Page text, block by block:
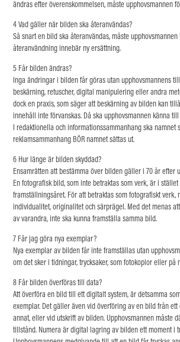
ändras efter överenskommelsen, måste upphovsmannen
4 Vad gäller när bilden ska återanvändas?
Så snart en bild ska återanvändas, måste upphovsmannen
återanvändning innebär ny ersättning.
5 Får bilden ändras?
Inga ändringar i bilden får göras utan upphovsmannens
beskärning, retuscher, digital manipulering eller andra
dock en praxis, som säger att beskärning av bilden kan
innehåll inte förvanskas. Då ska upphovsmannen känna
I redaktionella och informationssammanhang ska namnet
reklamsammanhang BÖR namnet sättas ut.
6 Hur länge är bilden skyddad?
Ensamrätten att bestämma över bilden gäller i 70 år efter
En fotografisk bild, som inte betraktas som verk, är i
framställningsåret. För att betraktas som fotografiskt verk,
individualitet, originalitet och särprägel. Med det menas
av varandra, inte ska kunna framställa samma bild.
7 Får jag göra nya exemplar?
Nya exemplar av bilden får inte framställas utan
om det sker i tidningar, trycksaker, somfotokopior eller på
8 Får bilden överföras till data?
Att överföra en bild till ett digitalt system, är detsamma
exemplar. Det gäller även vid överföring av en bild från
annat, eller vid utskrift av bilden. Upphovsmannen måste
tillstånd. Numera är digital lagring av bilden ett moment i